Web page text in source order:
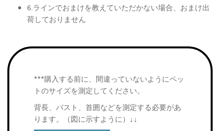
6.ラインでおまけを教えていただかない場合、おまけ出
荷しておりません
***購入する前に、間違っていないようにペッ
トのサイズを測定してください。
背長、バスト、首囲などを測定する必要があ
ります。（図に示すように）↓↓